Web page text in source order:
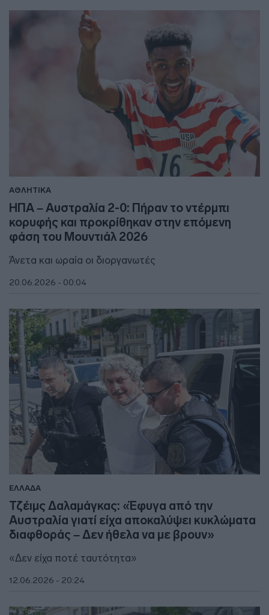
ΑΘΛΗΤΙΚΑ
ΗΠΑ – Αυστραλία 2-0: Πήραν το ντέρμπι
κορυφής και προκρίθηκαν στην επόμενη
φάση του Μουντιάλ 2026
Άνετα και ωραία οι διοργανωτές
20.06.2026 - 00:04
ΕΛΛΑΔΑ
Τζέιμς Δαλαμάγκας: «Έφυγα από την
Αυστραλία γιατί είχα αποκαλύψει κυκλώματα
διαφθοράς – Δεν ήθελα να με βρουν»
«Δεν είχα ποτέ ταυτότητα»
12.06.2026 - 20:24